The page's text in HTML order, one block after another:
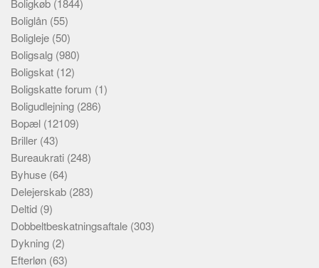
Boligkøb (1844)
Boliglån (55)
Boligleje (50)
Boligsalg (980)
Boligskat (12)
Boligskatte forum (1)
Boligudlejning (286)
Bopæl (12109)
Briller (43)
Bureaukrati (248)
Byhuse (64)
Delejerskab (283)
Deltid (9)
Dobbeltbeskatningsaftale (303)
Dykning (2)
Efterløn (63)